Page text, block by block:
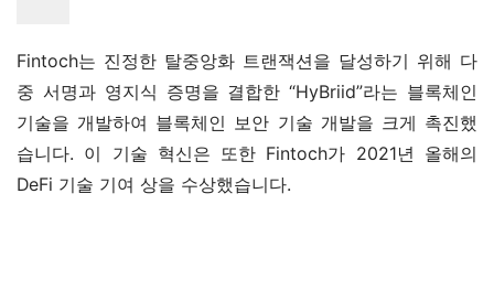
Fintoch는 진정한 탈중앙화 트랜잭션을 달성하기 위해 다
중 서명과 영지식 증명을 결합한 “HyBriid”라는 블록체인
기술을 개발하여 블록체인 보안 기술 개발을 크게 촉진했
습니다. 이 기술 혁신은 또한 Fintoch가 2021년 올해의
DeFi 기술 기여 상을 수상했습니다.